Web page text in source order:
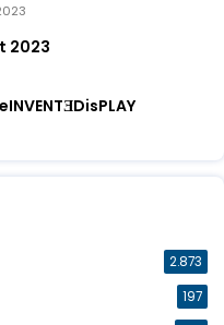
2023
2.873
197